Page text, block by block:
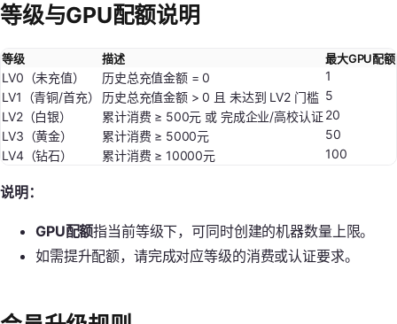
等级与GPU配额说明
等级 描述 最大GPU配额
LV0（未充值） 历史总充值金额 = 0
1
LV1（青铜/首充）
历史总充值金额 > 0 且 未达到 LV2 门槛 5
LV2（白银）
累计消费 ≥ 500元 或 完成企业/高校认证 20
LV3（黄金）
累计消费 ≥ 5000元
50
LV4（钻石）
累计消费 ≥ 10000元 100
说明：
GPU配额指当前等级下，可同时创建的机器数量上限。
如需提升配额，请完成对应等级的消费或认证要求。